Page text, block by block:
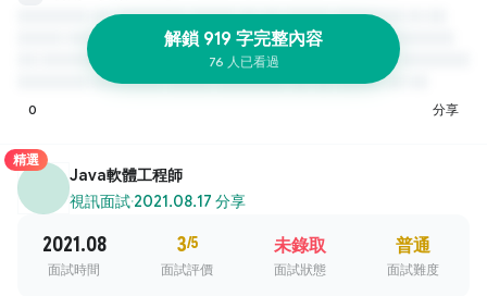
解鎖 919 字完整內容
76 人已看過
0 分享
精選
Java軟體工程師
視訊面試·2021.08.17 分享
2021.08
面試時間
3/5
面試評價
未錄取
面試狀態
普通
面試難度